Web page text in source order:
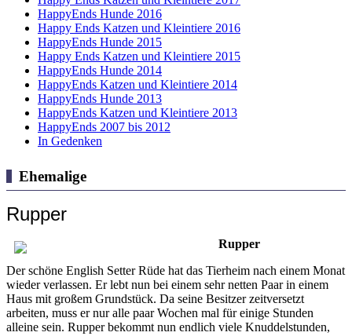
HappyEnds Hunde 2016
Happy Ends Katzen und Kleintiere 2016
HappyEnds Hunde 2015
Happy Ends Katzen und Kleintiere 2015
HappyEnds Hunde 2014
HappyEnds Katzen und Kleintiere 2014
HappyEnds Hunde 2013
HappyEnds Katzen und Kleintiere 2013
HappyEnds 2007 bis 2012
In Gedenken
Ehemalige
Rupper
Rupper
Der schöne English Setter Rüde hat das Tierheim nach einem Monat
wieder verlassen. Er lebt nun bei einem sehr netten Paar in einem
Haus mit großem Grundstück. Da seine Besitzer zeitversetzt
arbeiten, muss er nur alle paar Wochen mal für einige Stunden
alleine sein. Rupper bekommt nun endlich viele Knuddelstunden,